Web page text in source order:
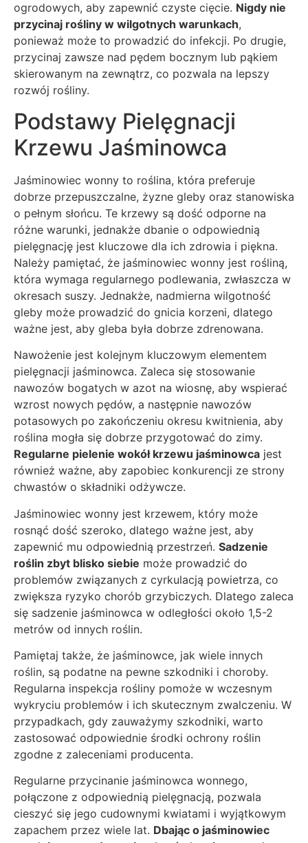
ogrodowych, aby zapewnić czyste cięcie. Nigdy nie
przycinaj rośliny w wilgotnych warunkach,
ponieważ może to prowadzić do infekcji. Po drugie,
przycinaj zawsze nad pędem bocznym lub pąkiem
skierowanym na zewnątrz, co pozwala na lepszy
rozwój rośliny.
Podstawy Pielęgnacji
Krzewu Jaśminowca
Jaśminowiec wonny to roślina, która preferuje
dobrze przepuszczalne, żyzne gleby oraz stanowiska
o pełnym słońcu. Te krzewy są dość odporne na
różne warunki, jednakże dbanie o odpowiednią
pielęgnację jest kluczowe dla ich zdrowia i piękna.
Należy pamiętać, że jaśminowiec wonny jest rośliną,
która wymaga regularnego podlewania, zwłaszcza w
okresach suszy. Jednakże, nadmierna wilgotność
gleby może prowadzić do gnicia korzeni, dlatego
ważne jest, aby gleba była dobrze zdrenowana.
Nawożenie jest kolejnym kluczowym elementem
pielęgnacji jaśminowca. Zaleca się stosowanie
nawozów bogatych w azot na wiosnę, aby wspierać
wzrost nowych pędów, a następnie nawozów
potasowych po zakończeniu okresu kwitnienia, aby
roślina mogła się dobrze przygotować do zimy.
Regularne pielenie wokół krzewu jaśminowca jest
również ważne, aby zapobiec konkurencji ze strony
chwastów o składniki odżywcze.
Jaśminowiec wonny jest krzewem, który może
rosnąć dość szeroko, dlatego ważne jest, aby
zapewnić mu odpowiednią przestrzeń. Sadzenie
roślin zbyt blisko siebie może prowadzić do
problemów związanych z cyrkulacją powietrza, co
zwiększa ryzyko chorób grzybiczych. Dlatego zaleca
się sadzenie jaśminowca w odległości około 1,5-2
metrów od innych roślin.
Pamiętaj także, że jaśminowce, jak wiele innych
roślin, są podatne na pewne szkodniki i choroby.
Regularna inspekcja rośliny pomoże w wczesnym
wykryciu problemów i ich skutecznym zwalczeniu. W
przypadkach, gdy zauważymy szkodniki, warto
zastosować odpowiednie środki ochrony roślin
zgodne z zaleceniami producenta.
Regularne przycinanie jaśminowca wonnego,
połączone z odpowiednią pielęgnacją, pozwala
cieszyć się jego cudownymi kwiatami i wyjątkowym
zapachem przez wiele lat. Dbając o jaśminowiec